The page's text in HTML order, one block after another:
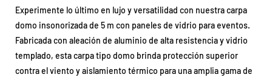
Experimente lo último en lujo y versatilidad con nuestra carpa
domo insonorizada de 5 m con paneles de vidrio para eventos.
Fabricada con aleación de aluminio de alta resistencia y vidrio
templado, esta carpa tipo domo brinda protección superior
contra el viento y aislamiento térmico para una amplia gama de